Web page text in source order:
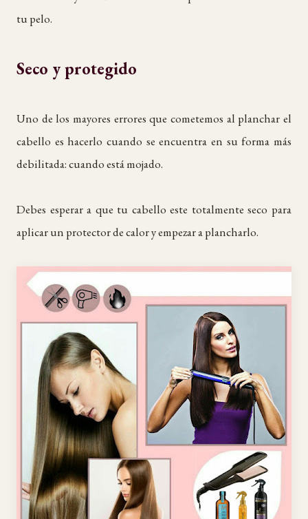
tu pelo.
Seco y protegido
Uno de los mayores errores que cometemos al planchar el
cabello es hacerlo cuando se encuentra en su forma más
debilitada: cuando está mojado.
Debes esperar a que tu cabello este totalmente seco para
aplicar un protector de calor y empezar a plancharlo.